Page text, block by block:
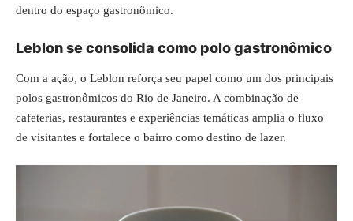
dentro do espaço gastronômico.
Leblon se consolida como polo gastronômico
Com a ação, o Leblon reforça seu papel como um dos principais
polos gastronômicos do Rio de Janeiro. A combinação de
cafeterias, restaurantes e experiências temáticas amplia o fluxo
de visitantes e fortalece o bairro como destino de lazer.